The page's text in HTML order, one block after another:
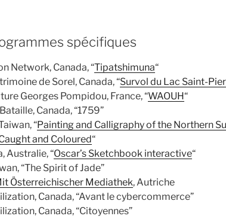
spécifiques
Network, Canada, “Tipatshimuna“
de Sorel, Canada, “Survol du Lac Saint-
Georges Pompidou, France, “WAOUH“
Canada, “1759”
“Painting and Calligraphy of the Northern
and Coloured“
Australie, “Oscar’s Sketchbook interactive“
“The Spirit of Jade”
Österreichischer Mediathek, Autriche
Canada, “Avant le cybercommerce”
Canada, “Citoyennes”